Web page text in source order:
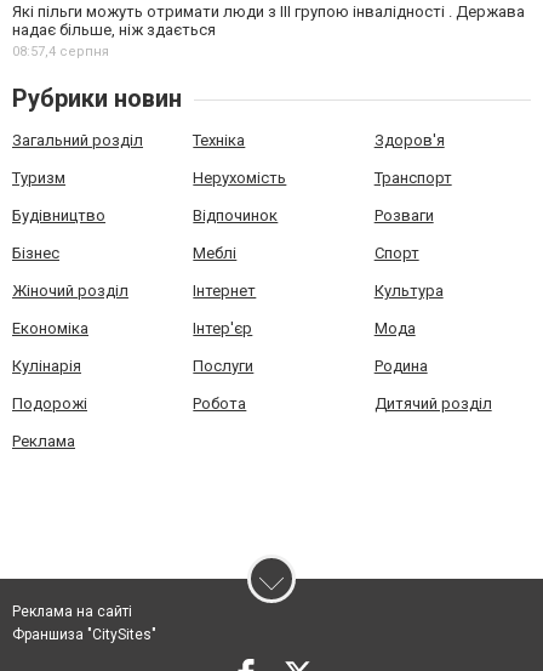
Які пільги можуть отримати люди з III групою інвалідності . Держава
надає більше, ніж здається
08:57,4 серпня
Рубрики новин
Загальний розділ Техніка Здоров'я
Туризм Нерухомість Транспорт
Будівництво Відпочинок Розваги
Бізнес Меблі Спорт
Жіночий розділ Інтернет Культура
Економіка Інтер'єр Мода
Кулінарія Послуги Родина
Подорожі Робота Дитячий розділ
Реклама
Реклама на сайті
Франшиза "CitySites"